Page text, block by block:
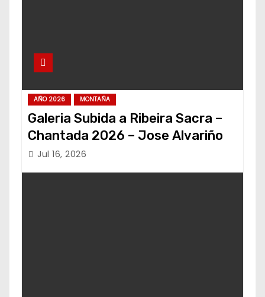
AÑO 2026 MONTAÑA
Galeria Subida a Ribeira Sacra –
Chantada 2026 – Jose Alvariño
Jul 16, 2026